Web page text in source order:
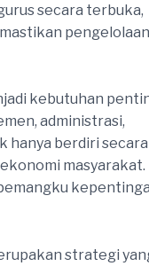
secara terbuka,
pengelolaan
kebutuhan
administrasi,
hanya berdiri secara
masyarakat.
strategi